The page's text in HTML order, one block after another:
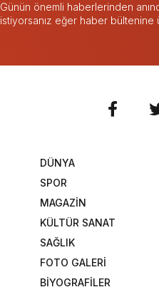
Günün önemli haberlerinden
istiyorsanız eğer haber bültenine
DÜNYA
SPOR
MAGAZİN
KÜLTÜR SANAT
SAĞLIK
FOTO GALERİ
BİYOGRAFİLER